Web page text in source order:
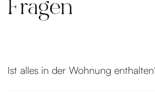
Fragen
Ist alles in der Wohnung